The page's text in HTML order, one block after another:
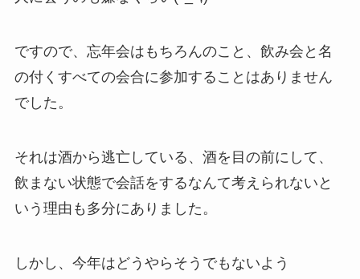
ですので、忘年会はもちろんのこと、飲み会と名
の付くすべての会合に参加することはありません
でした。
それは酒から逃亡している、酒を目の前にして、
飲まない状態で会話をするなんて考えられないと
いう理由も多分にありました。
しかし、今年はどうやらそうでもないよう